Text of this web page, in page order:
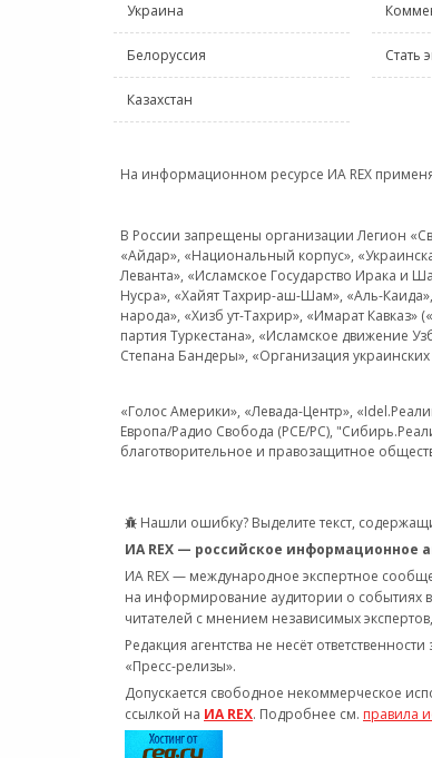
Украина
Белоруссия
Казахстан
Стать
На информационном ресурсе ИА REX
В России запрещены организации Легион
«Айдар», «Национальный корпус»,
Леванта», «Исламское Государство Ирака
Нусра», «Хайят Тахрир-аш-Шам», «Аль-
народа», «Хизб ут-Тахрир», «Имарат
партия Туркестана», «Исламское движение
Степана Бандеры», «Организация
«Голос Америки», «Левада-Центр»,
Европа/Радио Свобода (PCE/PC),
благотворительное и правозащитное
Нашли ошибку? Выделите текст,
ИА REX — российское информационное
ИА REX — международное экспертное
на информирование аудитории о событиях
читателей с мнением независимых
Редакция агентства не несёт
«Пресс-релизы».
Допускается свободное некоммерческое
ссылкой на ИА REX. Подробнее см. правила